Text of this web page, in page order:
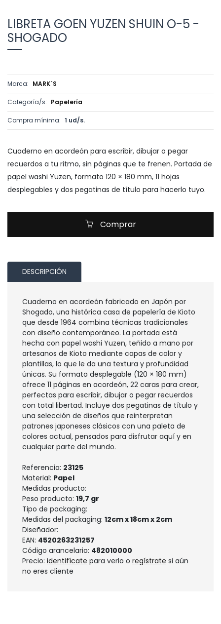
LIBRETA GOEN YUZEN SHUIN O-5 -
SHOGADO
Marca: MARK´S
Categoría/s: Papelería
Compra mínima: 1 ud/s.
Cuaderno en acordeón para escribir, dibujar o pegar
recuerdos a tu ritmo, sin páginas que te frenen. Portada de
papel washi Yuzen, formato 120 × 180 mm, 11 hojas
desplegables y dos pegatinas de título para hacerlo tuyo.
Comprar
DESCRIPCIÓN
Cuaderno en acordeón fabricado en Japón por
Shogado, una histórica casa de papelería de Kioto
que desde 1964 combina técnicas tradicionales
con diseño contemporáneo. La portada está
hecha con papel washi Yuzen, teñido a mano por
artesanos de Kioto mediante capas de color y
plantillas, lo que le da una textura y profundidad
únicas. Su formato desplegable (120 × 180 mm)
ofrece 11 páginas en acordeón, 22 caras para crear,
perfectas para escribir, dibujar o pegar recuerdos
con total libertad. Incluye dos pegatinas de título y
una selección de diseños que reinterpretan
patrones japoneses clásicos con una paleta de
colores actual, pensados para disfrutar aquí y en
cualquier parte del mundo.
Referencia: 23125
Material: Papel
Medidas producto:
Peso producto: 19,7 gr
Tipo de packaging:
Medidas del packaging: 12cm x 18cm x 2cm
Diseñador:
EAN: 4520263231257
Código arancelario: 482010000
Precio: identifícate para verlo o regístrate si aún
no eres cliente